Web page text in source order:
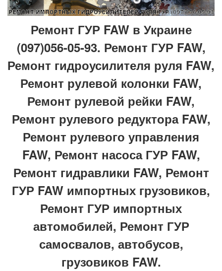
Ремонт ГУР FAW в Украине
(097)056-05-93. Ремонт ГУР FAW,
Ремонт гидроусилителя руля FAW,
Ремонт рулевой колонки FAW,
Ремонт рулевой рейки FAW,
Ремонт рулевого редуктора FAW,
Ремонт рулевого управления
FAW, Ремонт насоса ГУР FAW,
Ремонт гидравлики FAW, Ремонт
ГУР FAW импортных грузовиков,
Ремонт ГУР импортных
автомобилей, Ремонт ГУР
самосвалов, автобусов,
грузовиков FAW.